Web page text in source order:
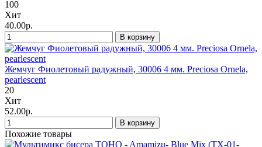
100
Хит
40.00р.
В корзину
Жемчуг Фиолетовый радужный, 30006 4 мм. Preciosa Ornela,
pearlescent
20
Хит
52.00р.
В корзину
Похожие товары